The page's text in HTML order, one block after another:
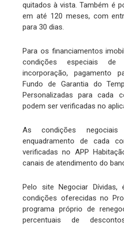
quitados à vista. Também é
em até 120 meses, com
para 30 dias.
Para os financiamentos
condições especiais de
incorporação, pagamento
Fundo de Garantia do
Personalizadas para cada
podem ser verificadas no
As condições
enquadramento de cada
verificadas no APP
canais de atendimento do
Pelo site Negociar
condições oferecidas no
programa próprio de
percentuais de